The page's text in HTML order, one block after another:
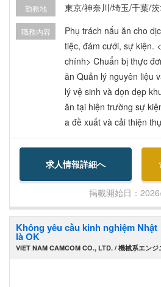
hà thuê (住宅手当) →
ê, tối đa 40,000 yen/
luật lao động Nhật.
勤務地 東京/神奈川/埼玉/千葉/茨
職務内容
Phụ trách nấu ăn cho
tiệc, đám cưới, sự kiện.
chính> Chuẩn bị thực
ăn Quản lý nguyên liệu
lý vệ sinh và dọn dẹp
ăn tại hiện trường sự
a đề xuất và cải thiện
求人情報詳細へ
掲載開始日：
Không yêu cầu kinh nghiệm
là OK
VIET NAM CAMCOM CO., LTD. / 機械系エンジ